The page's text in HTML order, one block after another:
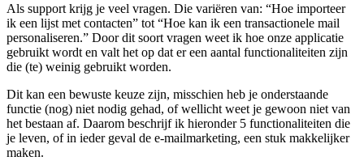
Als support krijg je veel vragen. Die variëren van: “Hoe importeer
ik een lijst met contacten” tot “Hoe kan ik een transactionele mail
personaliseren.” Door dit soort vragen weet ik hoe onze applicatie
gebruikt wordt en valt het op dat er een aantal functionaliteiten zijn
die (te) weinig gebruikt worden.
Dit kan een bewuste keuze zijn, misschien heb je onderstaande
functie (nog) niet nodig gehad, of wellicht weet je gewoon niet van
het bestaan af. Daarom beschrijf ik hieronder 5 functionaliteiten die
je leven, of in ieder geval de e-mailmarketing, een stuk makkelijker
maken.